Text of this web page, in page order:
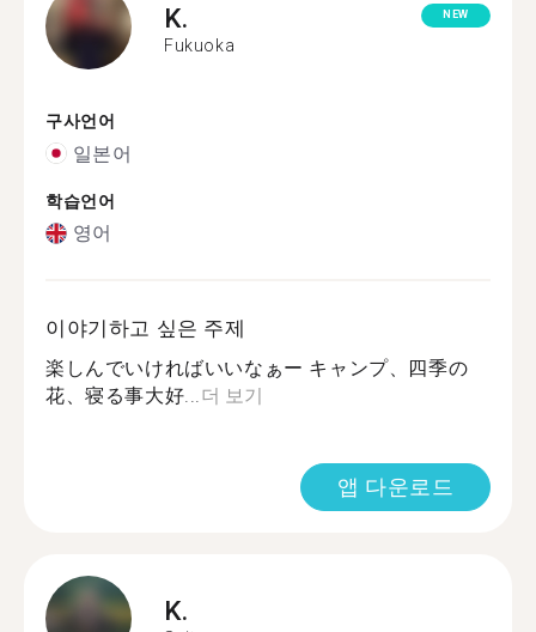
K.
Fukuoka
NEW
구사언어
일본어
학습언어
영어
이야기하고 싶은 주제
楽しんでいければいいなぁー キャンプ、四季の
花、寝る事大好...더 보기
앱 다운로드
K.